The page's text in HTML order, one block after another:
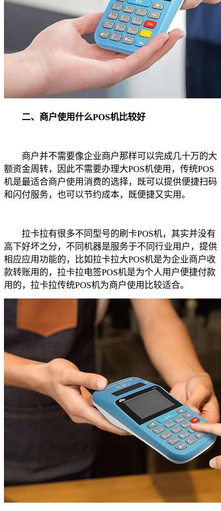
二、商户使用什么POS机比较好
商户并不需要像企业商户那样可以完成几十万的大
额资金周转，因此不需要办理大POS机使用，传统POS
机是最适合商户使用消费的选择，既可以提供便捷扫码
和闪付服务，也可以节约成本，既便捷又实用。
拉卡拉有很多不同型号的刷卡POS机，其实并没有
高下好坏之分，不同机器是服务于不同行业用户，提供
相应应用功能的，比如拉卡拉大POS机是为企业商户收
款转账用的，拉卡拉电签POS机是为个人用户便捷付款
用的，拉卡拉传统POS机为商户使用比较适合。